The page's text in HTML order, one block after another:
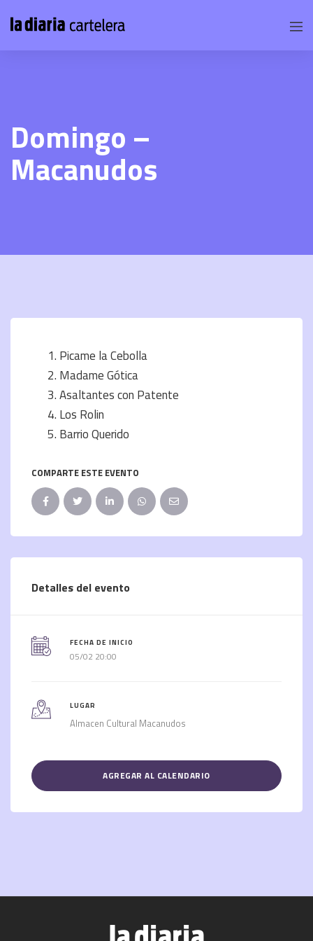
Domingo –
Macanudos
Picame la Cebolla
Madame Gótica
Asaltantes con Patente
Los Rolin
Barrio Querido
COMPARTE ESTE EVENTO
Detalles del evento
FECHA DE INICIO
05/02 20:00
LUGAR
Almacen Cultural Macanudos
AGREGAR AL CALENDARIO